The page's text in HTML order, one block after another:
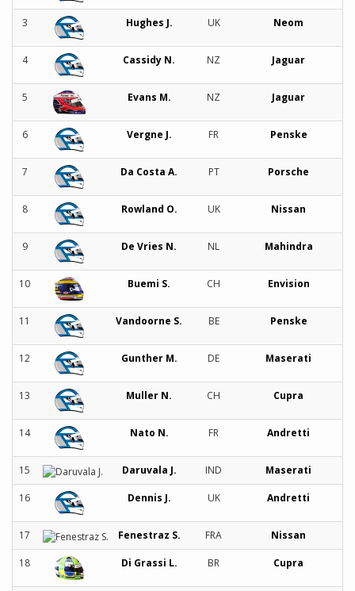
3 Hughes J. UK Neom
4 Cassidy N. NZ Jaguar
5 Evans M. NZ Jaguar
6 Vergne J. FR Penske
7 Da Costa A. PT Porsche
8 Rowland O. UK Nissan
9 De Vries N. NL Mahindra
10 Buemi S. CH Envision
11 Vandoorne S. BE Penske
12 Gunther M. DE Maserati
13 Muller N. CH Cupra
14 Nato N. FR Andretti
15 Daruvala J. IND Maserati
16 Dennis J. UK Andretti
17 Fenestraz S. FRA Nissan
18 Di Grassi L. BR Cupra